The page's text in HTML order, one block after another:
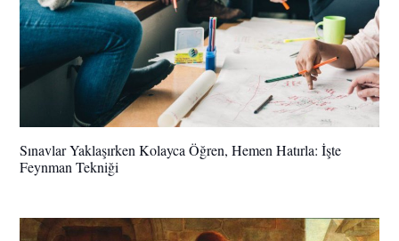
Sınavlar Yaklaşırken Kolayca Öğren, Hemen Hatırla: İşte
Feynman Tekniği